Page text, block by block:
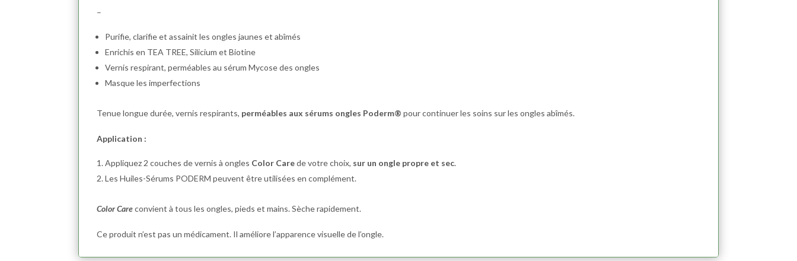
–
Purifie, clarifie et assainit les ongles jaunes et abîmés
Enrichis en TEA TREE, Silicium et Biotine
Vernis respirant, perméables au sérum Mycose des ongles
Masque les imperfections
Tenue longue durée, vernis respirants, perméables aux sérums ongles Poderm® pour continuer les soins sur les ongles abîmés.
Application :
Appliquez 2 couches de vernis à ongles Color Carede votre choix, sur un ongle propre et sec.
Les Huiles-Sérums PODERM peuvent être utilisées en complément.
Color Careconvient à tous les ongles, pieds et mains. Sèche rapidement.
Ce produit n’est pas un médicament. Il améliore l’apparence visuelle de l’ongle.